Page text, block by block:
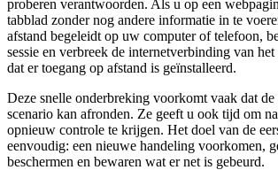
proberen verantwoorden. Als u op een
tabblad zonder nog andere informatie in te
afstand begeleidt op uw computer of telefoon,
sessie en verbreek de internetverbinding van
dat er toegang op afstand is geïnstalleerd.
Deze snelle onderbreking voorkomt vaak dat
scenario kan afronden. Ze geeft u ook tijd om
opnieuw controle te krijgen. Het doel van de
eenvoudig: een nieuwe handeling voorkomen,
beschermen en bewaren wat er net is gebeurd.